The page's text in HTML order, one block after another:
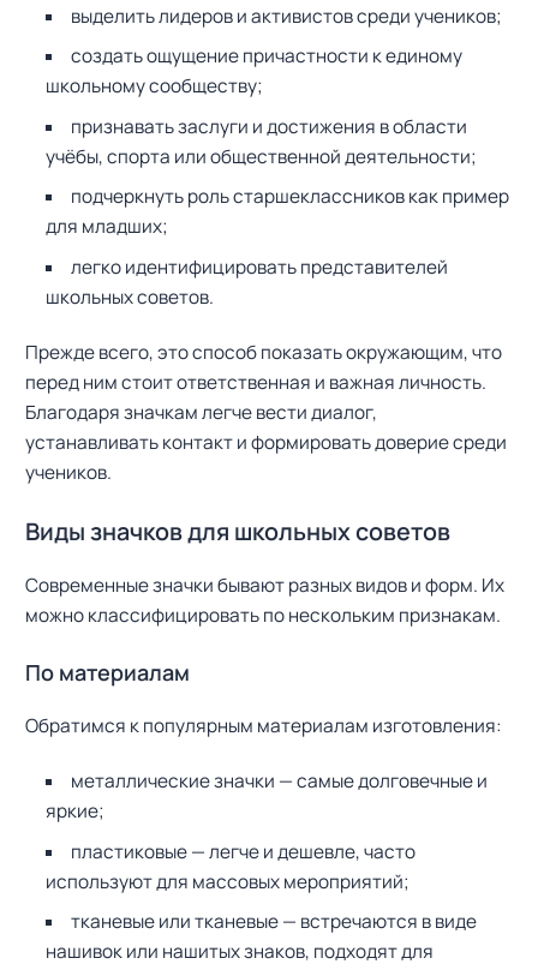
выделить лидеров и активистов среди учеников;
создать ощущение причастности к единому
школьному сообществу;
признавать заслуги и достижения в области
учёбы, спорта или общественной деятельности;
подчеркнуть роль старшеклассников как пример
для младших;
легко идентифицировать представителей
школьных советов.
Прежде всего, это способ показать окружающим, что
перед ним стоит ответственная и важная личность.
Благодаря значкам легче вести диалог,
устанавливать контакт и формировать доверие среди
учеников.
Виды значков для школьных советов
Современные значки бывают разных видов и форм. Их
можно классифицировать по нескольким признакам.
По материалам
Обратимся к популярным материалам изготовления:
металлические значки — самые долговечные и
яркие;
пластиковые — легче и дешевле, часто
используют для массовых мероприятий;
тканевые или тканевые — встречаются в виде
нашивок или нашитых знаков, подходят для